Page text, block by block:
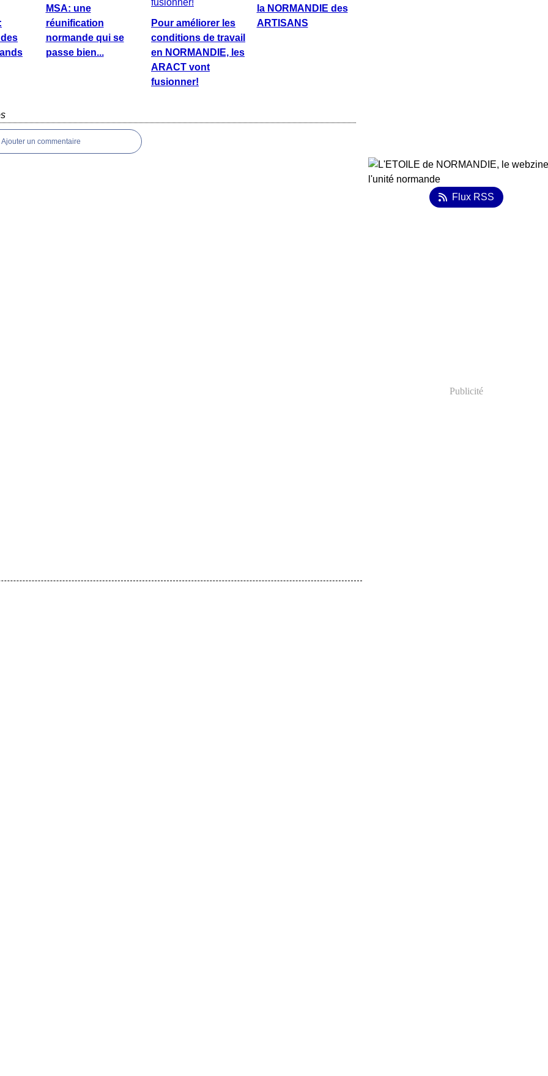
MSA: une
réunification
normande qui se
passe bien...
Pour améliorer les
conditions de travail
en NORMANDIE, les
ARACT vont
fusionner!
la NORMANDIE des
ARTISANS
Ajouter un commentaire
Flux RSS
Publicité